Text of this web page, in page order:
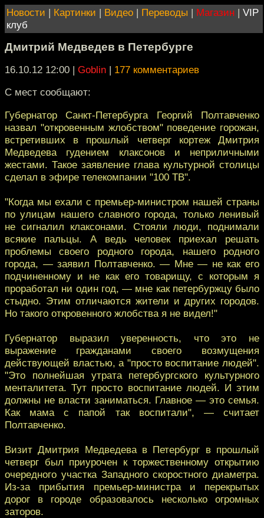
Новости | Картинки | Видео | Переводы | Магазин | VIP
клуб
Дмитрий Медведев в Петербурге
16.10.12 12:00 | Goblin | 177 комментариев
С мест сообщают:
Губернатор Санкт-Петербурга Георгий Полтавченко
назвал "откровенным жлобством" поведение горожан,
встретивших в прошлый четверг кортеж Дмитрия
Медведева гудением клаксонов и неприличными
жестами. Такое заявление глава культурной столицы
сделал в эфире телекомпании "100 ТВ".
"Когда мы ехали с премьер-министром нашей страны
по улицам нашего славного города, только ленивый
не сигналил клаксонами. Стояли люди, поднимали
всякие пальцы. А ведь человек приехал решать
проблемы своего родного города, нашего родного
города, — заявил Полтавченко. — Мне — не как его
подчиненному и не как его товарищу, с которым я
проработал ни один год, — мне как петербуржцу было
стыдно. Этим отличаются жители и других городов.
Но такого откровенного жлобства я не видел!"
Губернатор выразил уверенность, что это не
выражение гражданами своего возмущения
действующей властью, а "просто воспитание людей".
"Это полнейшая утрата петербургского культурного
менталитета. Тут просто воспитание людей. И этим
должны не власти заниматься. Главное — это семья.
Как мама с папой так воспитали", — считает
Полтавченко.
Визит Дмитрия Медведева в Петербург в прошлый
четверг был приурочен к торжественному открытию
очередного участка Западного скоростного диаметра.
Из-за прибытия премьер-министра и перекрытых
дорог в городе образовалось несколько огромных
заторов.